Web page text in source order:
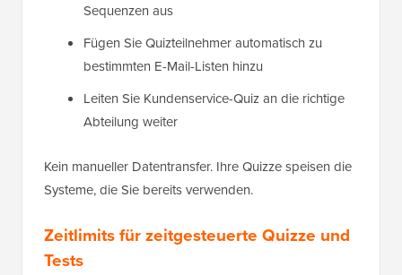
Sequenzen aus
Fügen Sie Quizteilnehmer automatisch zu
bestimmten E-Mail-Listen hinzu
Leiten Sie Kundenservice-Quiz an die richtige
Abteilung weiter
Kein manueller Datentransfer. Ihre Quizze speisen die
Systeme, die Sie bereits verwenden.
Zeitlimits für zeitgesteuerte Quizze und
Tests